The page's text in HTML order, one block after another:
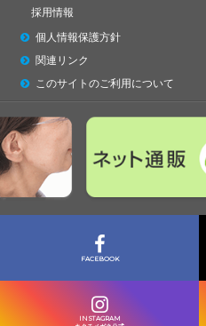
採用情報
個人情報保護方針
関連リンク
このサイトのご利用について
FACEBOOK
INSTAGRAM